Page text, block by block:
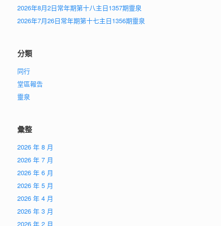
2026年8月2日常年期第十八主日1357期靈泉
2026年7月26日常年期第十七主日1356期靈泉
分類
同行
堂區報告
靈泉
彙整
2026 年 8 月
2026 年 7 月
2026 年 6 月
2026 年 5 月
2026 年 4 月
2026 年 3 月
2026 年 2 月